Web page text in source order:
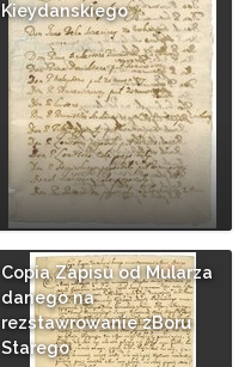
Kieydanskiego
Copia Zapisu od Mularza
danego na
rezstawrowanie zBoru
Starego